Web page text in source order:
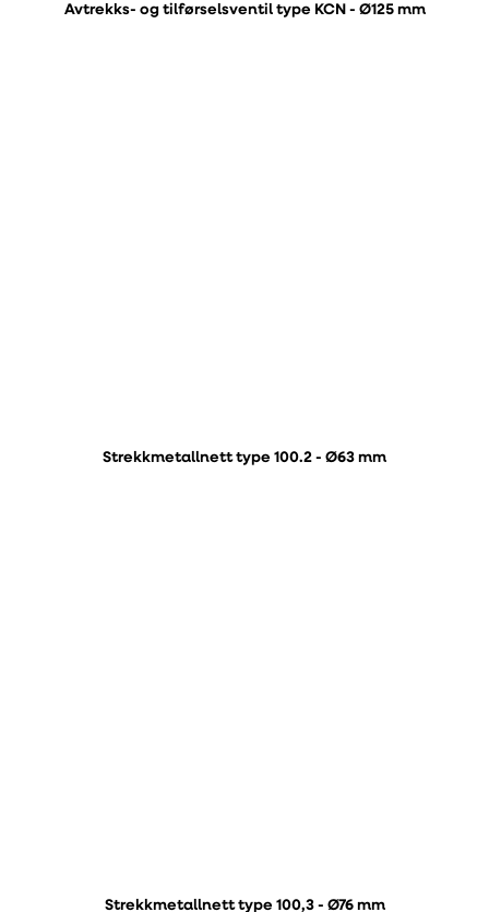
Avtrekks- og tilførselsventil type KCN - Ø125 mm
Strekkmetallnett type 100.2 - Ø63 mm
Strekkmetallnett type 100,3 - Ø76 mm